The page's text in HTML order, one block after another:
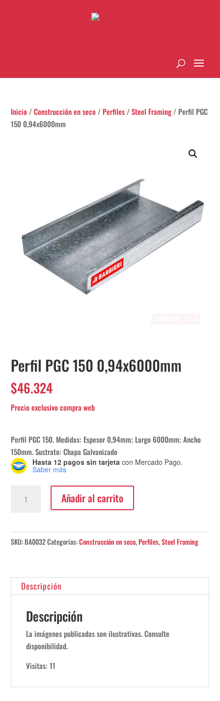
Inicio /Construcción en seco / Perfiles /Steel Framing / Perfil PGC
150 0,94x6000mm
Perfil PGC 150 0,94x6000mm
$46.324
Perfil PGC 150. Medidas: Espesor 0,94mm; Largo 6000mm; Ancho
150mm. Sustrato: Chapa Galvanizado
Hasta 12 pagos sin tarjeta con Mercado Pago.
Saber más
cantidad
Añadir al carrito
SKU:BA0032Categorías:Construcción en seco,Perfiles,Steel Framing
Descripción
Descripción
La imágenes publicadas son ilustrativas. Consulte
disponibilidad.
Visitas: 11